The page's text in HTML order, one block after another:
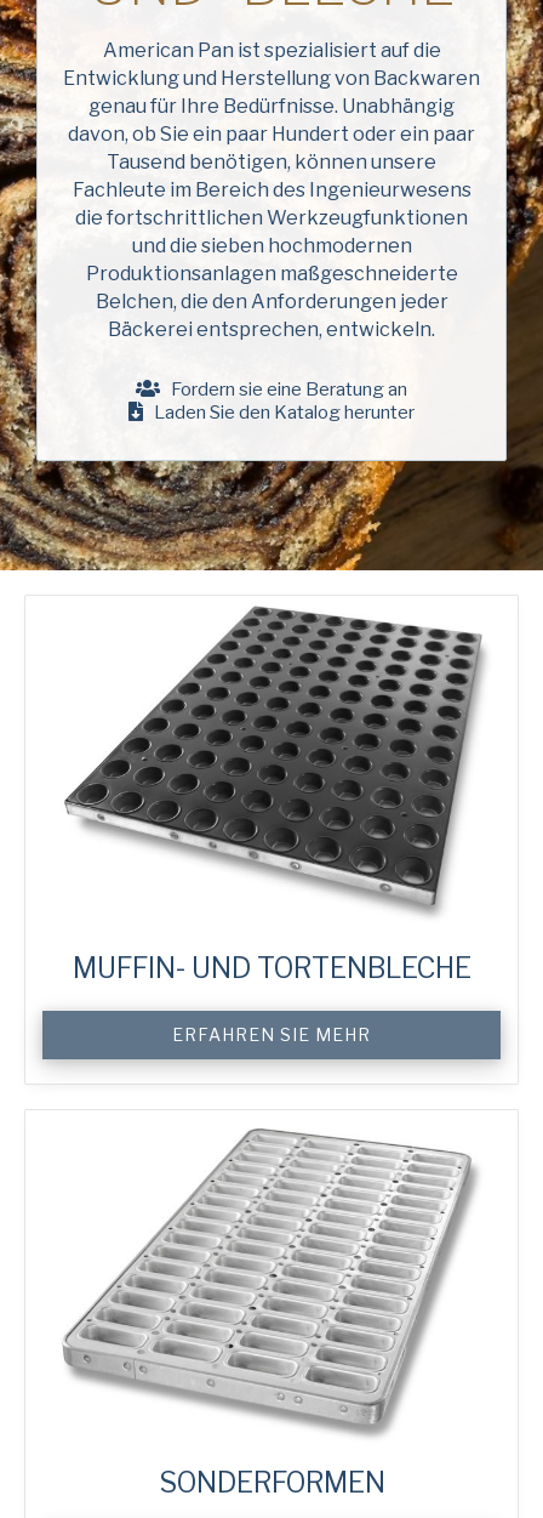
American Pan
Chicago Metallic
Pan GLO
Synova
USA Pan
American Pan ist spezialisiert auf die
Entwicklung und Herstellung von Backwaren
genau für Ihre Bedürfnisse. Unabhängig
davon, ob Sie ein paar Hundert oder ein paar
Tausend benötigen, können unsere
Fachleute im Bereich des Ingenieurwesens
die fortschrittlichen Werkzeugfunktionen
und die sieben hochmodernen
Produktionsanlagen maßgeschneiderte
Belchen, die den Anforderungen jeder
Bäckerei entsprechen, entwickeln.
Fordern sie eine Beratung an
Laden Sie den Katalog herunter
MUFFIN- UND TORTENBLECHE
Trays
&
Cake
ERFAHREN SIE MEHR
SONDERFORMEN
Nachname
(erforderlich)
Name
der
Firma
(erforderlich)
Telefon
E-
Mail-
Addresse
Nation
(erforderlich)
Consent
(erforderlich)
Ja, ich habe dieDatenschutzrichtlinievon
American Pan gelesen und verstanden.